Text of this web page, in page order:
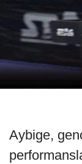
Aybige,